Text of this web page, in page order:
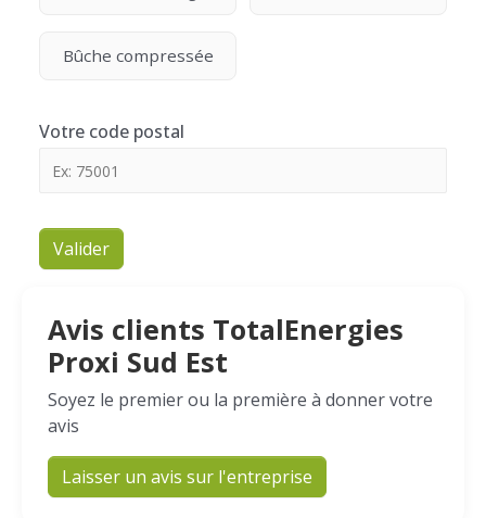
Bûche compressée
Votre code postal
Valider
Avis clients TotalEnergies
Proxi Sud Est
Soyez le premier ou la première à donner votre
avis
Laisser un avis sur l'entreprise